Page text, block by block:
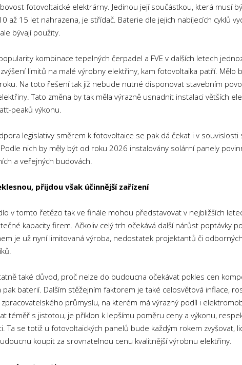
fotovoltaické elektrárny. Jedinou její součástkou, která musí
až 15 let nahrazena, je střídač. Baterie dle jejich nabíjecích cyklů
bývají použity.
kombinace tepelných čerpadel a FVE v dalších letech
limitů na malé výrobny elektřiny, kam fotovoltaika patří. Mělo
Na toto řešení tak již nebude nutné disponovat stavebním
Tato změna by tak měla výrazně usnadnit instalaci větších
peaků výkonu.
legislativy směrem k fotovoltaice se pak dá čekat i v souvislosti
Podle nich by měly být od roku 2026 instalovány solární panely
a veřejných budovách.
přijdou však účinnější zařízení
v tomto řetězci tak ve finále mohou představovat v nejbližších
kapacity firem. Ačkoliv celý trh očekává další nárůst poptávky
je už nyní limitovaná výroba, nedostatek projektantů či
také důvod, proč nelze do budoucna očekávat pokles cen
pak baterií. Dalším stěžejním faktorem je také celosvětová inflace,
zpracovatelského průmyslu, na kterém má výrazný podíl i
téměř s jistotou, je příklon k lepšímu poměru ceny a výkonu,
Ta se totiž u fotovoltaických panelů bude každým rokem zvyšovat,
koupit za srovnatelnou cenu kvalitnější výrobnu elektřiny.